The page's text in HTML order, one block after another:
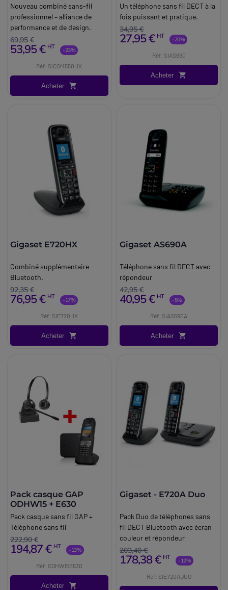
Nouveau combiné sans-fil
professionnel – alliance de
performance et de design.
69,95 €
53,95 € HT -23%
Réf: SICOM550HX
Acheter
Un téléphone sans fil DECT à la
fois puissant et pratique.
34,95 €
27,95 € HT -20%
Réf: SIAS690
Acheter
Gigaset E720HX
Combiné supplémentaire
Bluetooth.
92,35 €
76,95 € HT -17%
Réf: SIE720HX
Acheter
Gigaset AS690A
Téléphone sans fil DECT avec
répondeur
42,95 €
40,95 € HT -5%
Réf: SIAS690A
Acheter
Pack casque GAP
ODHW15 + E630
Pack casque sans fil GAP +
Téléphone sans fil
222,90 €
194,87 € HT -13%
Réf: ODHW15E630
Acheter
Gigaset - E720A Duo
Pack Duo de téléphones sans
fil DECT Bluetooth avec écran
couleur et répondeur
203,40 €
178,38 € HT -12%
Réf: SIE720ADUO